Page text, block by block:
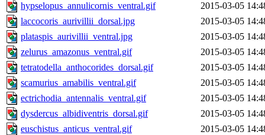
hypselopus_annulicornis_ventral.gif
2015-03-05
laccocoris_aurivillii_dorsal.jpg
2015-03-05
plataspis_aurivillii_ventral.jpg
2015-03-05
zelurus_amazonus_ventral.gif
2015-03-05
tetratodella_anthocorides_dorsal.gif
2015-03-05
scamurius_amabilis_ventral.gif
2015-03-05
ectrichodia_antennalis_ventral.gif
2015-03-05
dysdercus_albidiventris_dorsal.gif
2015-03-05
euschistus_anticus_ventral.gif
2015-03-05